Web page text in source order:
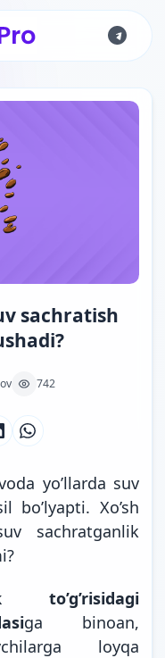
sachratish
742
yo’llarda suv
bo’lyapti. Xo’sh
sachratganlik
to’g’risidagi
ga binoan,
loyqa